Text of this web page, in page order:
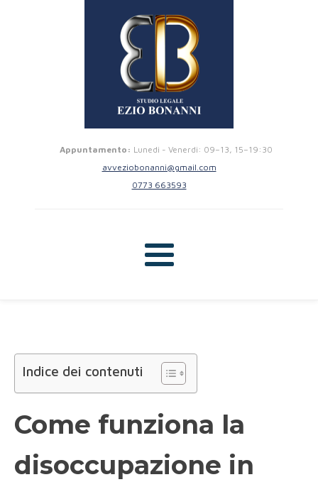
Appuntamento: Lunedi - Venerdi: 09–13, 15–19:30
avveziobonanni@gmail.com
0773 663593
Indice dei contenuti
Come funziona la
disoccupazione in